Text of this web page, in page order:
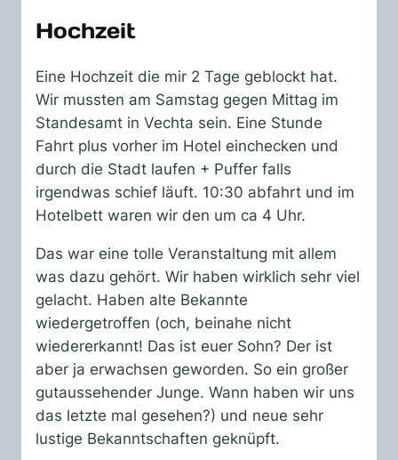
Hochzeit
Eine Hochzeit die mir 2 Tage geblockt hat.
Wir mussten am Samstag gegen Mittag im
Standesamt in Vechta sein. Eine Stunde
Fahrt plus vorher im Hotel einchecken und
durch die Stadt laufen + Puffer falls
irgendwas schief läuft. 10:30 abfahrt und im
Hotelbett waren wir den um ca 4 Uhr.
Das war eine tolle Veranstaltung mit allem
was dazu gehört. Wir haben wirklich sehr viel
gelacht. Haben alte Bekannte
wiedergetroffen (och, beinahe nicht
wiedererkannt! Das ist euer Sohn? Der ist
aber ja erwachsen geworden. So ein großer
gutaussehender Junge. Wann haben wir uns
das letzte mal gesehen?) und neue sehr
lustige Bekanntschaften geknüpft.